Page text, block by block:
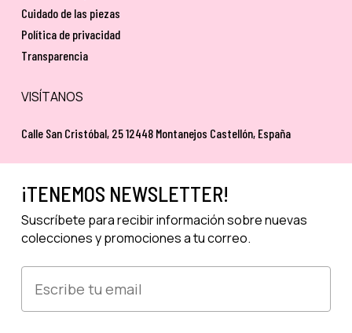
Cuidado de las piezas
Política de privacidad
Transparencia
VISÍTANOS
Calle San Cristóbal, 25 12448 Montanejos Castellón, España
¡TENEMOS NEWSLETTER!
Suscríbete para recibir información sobre nuevas
colecciones y promociones a tu correo.